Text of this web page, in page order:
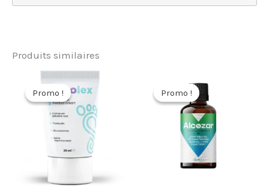
Produits similaires
Promo !
Promo ! Promo !
Promo !